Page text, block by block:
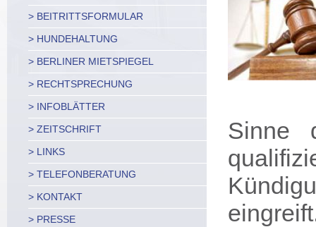
> BEITRITTSFORMULAR
> HUNDEHALTUNG
> BERLINER MIETSPIEGEL
> RECHTSPRECHUNG
> INFOBLÄTTER
> ZEITSCHRIFT
> LINKS
> TELEFONBERATUNG
> KONTAKT
> PRESSE
Sinne